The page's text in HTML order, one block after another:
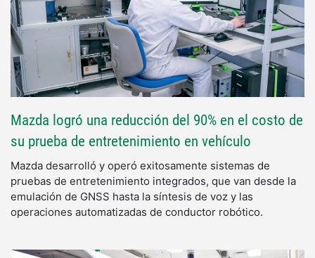
Mazda logró una reducción del 90% en el costo de
su prueba de entretenimiento en vehículo
Mazda desarrolló y operó exitosamente sistemas de
pruebas de entretenimiento integrados, que van desde la
emulación de GNSS hasta la síntesis de voz y las
operaciones automatizadas de conductor robótico.